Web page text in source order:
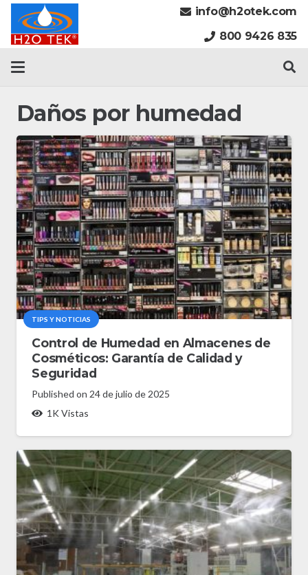
info@h2otek.com
800 9426 835
Daños por humedad
TIPS Y NOTICIAS
Control de Humedad en Almacenes de
Cosméticos: Garantía de Calidad y
Seguridad
Published on 24 de julio de 2025
1KVistas